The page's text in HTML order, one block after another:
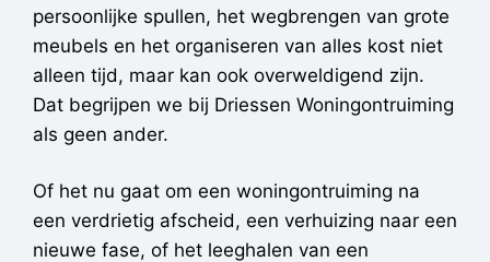
persoonlijke spullen, het wegbrengen van grote
meubels en het organiseren van alles kost niet
alleen tijd, maar kan ook overweldigend zijn.
Dat begrijpen we bij Driessen Woningontruiming
als geen ander.
Of het nu gaat om een woningontruiming na
een verdrietig afscheid, een verhuizing naar een
nieuwe fase, of het leeghalen van een